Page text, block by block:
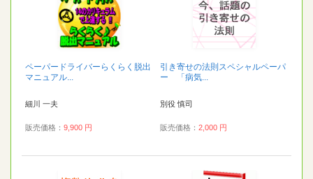
ペーパードライバーらくらく脱出
マニュアル...
細川 一夫
販売価格： 9,900 円
引き寄せの法則スペシャルペーパ
ー 「病気...
別役 慎司
販売価格： 2,000 円